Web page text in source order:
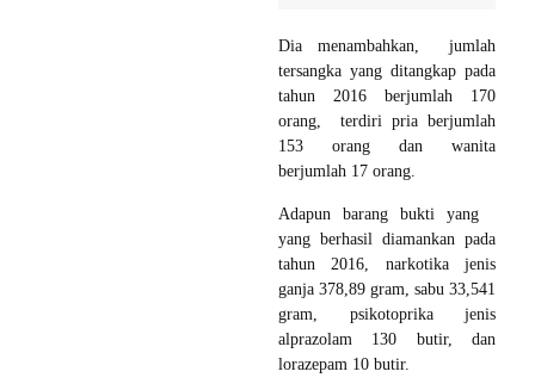
Dia menambahkan, jumlah
tersangka yang ditangkap pada
tahun 2016 berjumlah 170
orang, terdiri pria berjumlah
153 orang dan wanita
berjumlah 17 orang.
Adapun barang bukti yang
yang berhasil diamankan pada
tahun 2016, narkotika jenis
ganja 378,89 gram, sabu 33,541
gram, psikotoprika jenis
alprazolam 130 butir, dan
lorazepam 10 butir.